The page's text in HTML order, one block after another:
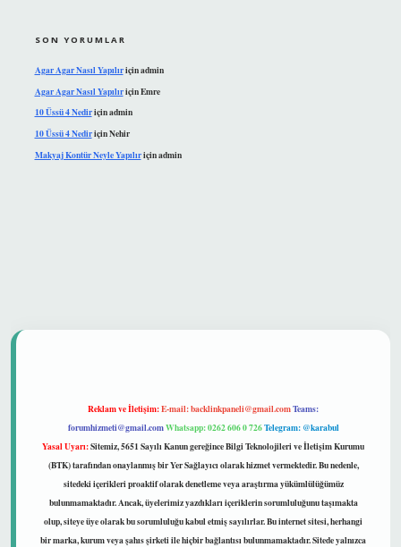
SON YORUMLAR
Agar Agar Nasıl Yapılıriçinadmin
Agar Agar Nasıl YapılıriçinEmre
10 Üssü 4 Nediriçinadmin
10 Üssü 4 NediriçinNehir
Makyaj Kontür Neyle Yapılıriçinadmin
Reklam ve İletişim:E-mail:backlinkpaneli@gmail.comTeams:
forumhizmeti@gmail.comWhatsapp: 0262 606 0 726Telegram: @karabul
Yasal Uyarı:Sitemiz, 5651 Sayılı Kanun gereğince Bilgi Teknolojileri ve İletişim Kurumu
(BTK) tarafından onaylanmış bir Yer Sağlayıcı olarak hizmet vermektedir. Bu nedenle,
sitedeki içerikleri proaktif olarak denetleme veya araştırma yükümlülüğümüz
bulunmamaktadır. Ancak, üyelerimiz yazdıkları içeriklerin sorumluluğunu taşımakta
olup, siteye üye olarak bu sorumluluğu kabul etmiş sayılırlar. Bu internet sitesi, herhangi
bir marka, kurum veya şahıs şirketi ile hiçbir bağlantısı bulunmamaktadır. Sitede yalnızca